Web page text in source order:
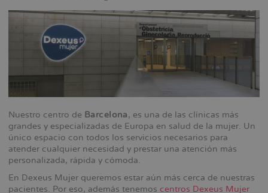
Nuestro centro de Barcelona, es una de las clínicas más
grandes y especializadas de Europa en salud de la mujer. Un
único espacio con todos los servicios necesarios para
atender cualquier necesidad y prestar una atención más
personalizada, rápida y cómoda.
En Dexeus Mujer queremos estar aún más cerca de nuestras
pacientes. Por eso, además tenemos centros Dexeus Mujer